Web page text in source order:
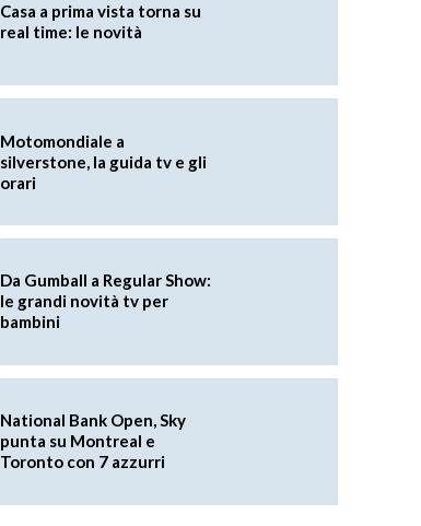
Casa a prima vista torna su
real time: le novità
Motomondiale a
silverstone, la guida tv e gli
orari
Da Gumball a Regular Show:
le grandi novità tv per
bambini
National Bank Open, Sky
punta su Montreal e
Toronto con 7 azzurri